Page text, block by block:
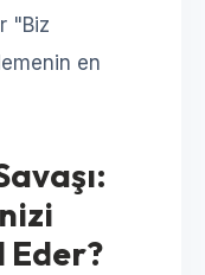
"Biz
en
Eder?